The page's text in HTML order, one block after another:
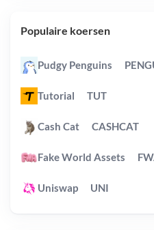
Populaire koersen
Pudgy Penguins
Tutorial TUT
Cash Cat CASHCAT
Fake World Assets
Uniswap UNI